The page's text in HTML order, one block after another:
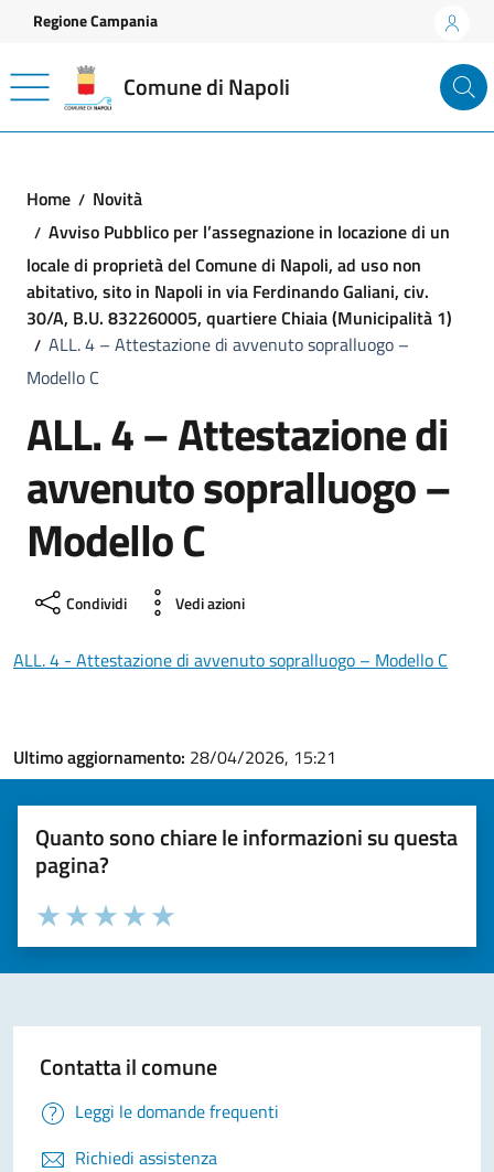
Vai ai contenuti
Vai al footer
Regione Campania
Comune di Napoli
Home
Novità
Avviso Pubblico per l’assegnazione in locazione di un
locale di proprietà del Comune di Napoli, ad uso non
abitativo, sito in Napoli in via Ferdinando Galiani, civ.
30/A, B.U. 832260005, quartiere Chiaia (Municipalità 1)
ALL. 4 – Attestazione di avvenuto sopralluogo –
Modello C
ALL. 4 – Attestazione di
avvenuto sopralluogo –
Modello C
Condividi Vedi azioni
ALL. 4 - Attestazione di avvenuto sopralluogo – Modello C
Ultimo aggiornamento: 28/04/2026, 15:21
Quanto sono chiare le informazioni su questa
pagina?
Valuta la chiarezza delle informazioni (da 1 a 5 stelle)
Seleziona il numero di stelle per valutare la chiarezza delle
Valuta 5 stelle su 5
Valuta 4 stelle su 5
Valuta 3 stelle su 5
Valuta 2 stelle su 5
Valuta 1 stelle su 5
Contatta il comune
Leggi le domande frequenti
Richiedi assistenza